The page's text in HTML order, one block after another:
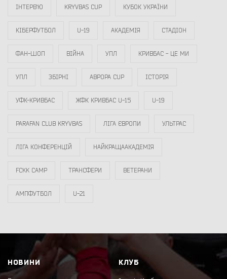
ІНТЕРВ`Ю KRYVBAS CUP КУБОК УКРАЇНИ
КІБЕРФУТБОЛ U-19 АКАДЕМІЯ СТАДІОН
ФАН-ШОП ВІЙНА УПЛ КРИВБАС - ЦЕ МИ
УПЛ ЗБІРНІ АВРОРА CUP ІСТОРІЯ
УФК-КРИВБАС ЖФК КРИВБАС U-15 U-19
PARAFAN CLUB KRYVBAS ЛІГА ЄВРОПИ УЛЬТРАС
ЛІГА КОНФЕРЕНЦІЙ НАЙКРАЩААКАДЕМІЯ
FCKK CAMP ТРАНСФЕРИ ВЕТЕРАНИ
АМПФУТБОЛ U-21
НОВИНИ КЛУБ